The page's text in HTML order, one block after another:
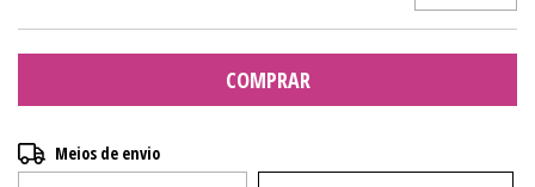
Entregas para o CEP:
Meios de envio